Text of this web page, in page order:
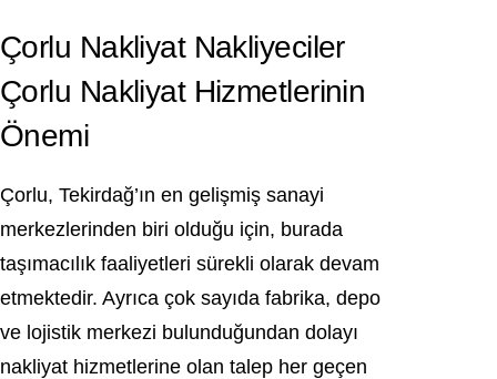
Çorlu Nakliyat Nakliyeciler
Çorlu Nakliyat Hizmetlerinin
Önemi
Çorlu, Tekirdağ’ın en gelişmiş sanayi
merkezlerinden biri olduğu için, burada
taşımacılık faaliyetleri sürekli olarak devam
etmektedir. Ayrıca çok sayıda fabrika, depo
ve lojistik merkezi bulunduğundan dolayı
nakliyat hizmetlerine olan talep her geçen